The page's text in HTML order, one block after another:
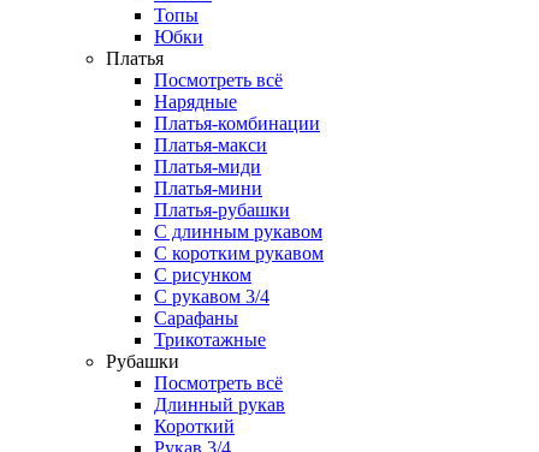
Топы
Юбки
Платья
Посмотреть всё
Нарядные
Платья-комбинации
Платья-макси
Платья-миди
Платья-мини
Платья-рубашки
С длинным рукавом
С коротким рукавом
С рисунком
С рукавом 3/4
Сарафаны
Трикотажные
Рубашки
Посмотреть всё
Длинный рукав
Короткий
Рукав 3/4